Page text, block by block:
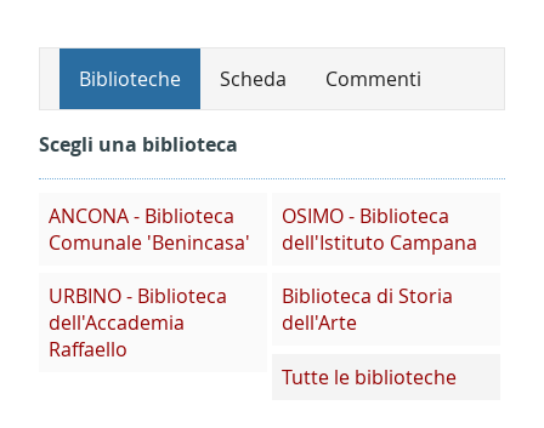
Biblioteche Scheda Commenti
Scegli una biblioteca
ANCONA - Biblioteca
Comunale 'Benincasa'
OSIMO - Biblioteca
dell'Istituto Campana
URBINO - Biblioteca
dell'Accademia
Raffaello
Biblioteca di Storia
dell'Arte
Tutte le biblioteche